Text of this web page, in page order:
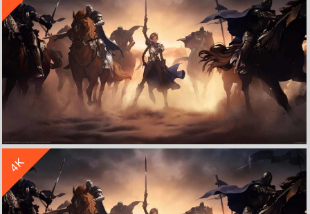
《LegendsofRuneterra英雄联盟卡牌手游》4k高清壁纸
4K
收 藏